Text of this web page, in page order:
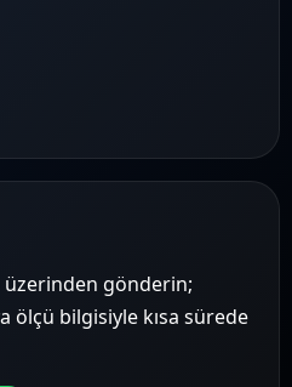
üzerinden gönderin;
ölçü bilgisiyle kısa sürede